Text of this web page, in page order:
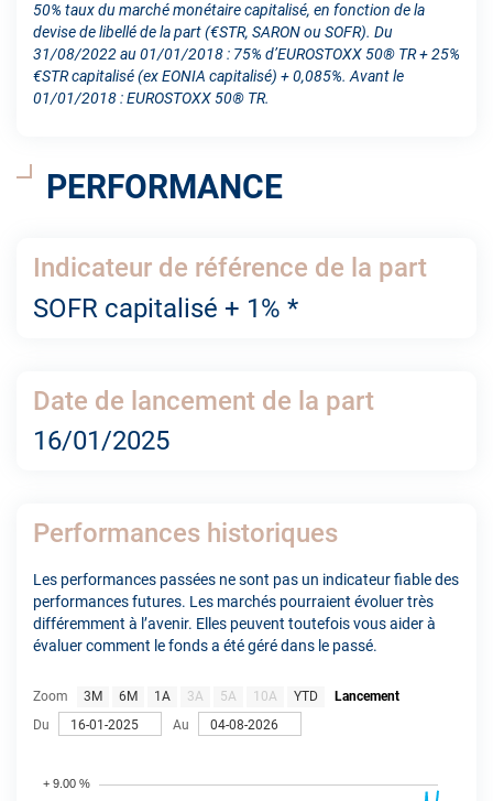
50% taux du marché monétaire capitalisé, en fonction de la
devise de libellé de la part (€STR, SARON ou SOFR). Du
31/08/2022 au 01/01/2018 : 75% d’EUROSTOXX 50® TR + 25%
€STR capitalisé (ex EONIA capitalisé) + 0,085%. Avant le
01/01/2018 : EUROSTOXX 50® TR.
PERFORMANCE
Indicateur de référence de la part
SOFR capitalisé + 1% *
Date de lancement de la part
16/01/2025
Performances historiques
Les performances passées ne sont pas un indicateur fiable des
performances futures. Les marchés pourraient évoluer très
différemment à l’avenir. Elles peuvent toutefois vous aider à
évaluer comment le fonds a été géré dans le passé.
Zoom 3M 6M 1A 3A 5A 10A YTD
Lancement
Du
Au